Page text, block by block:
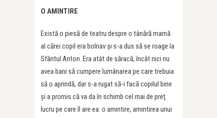
O AMINTIRE
Există o piesă de teatru despre o tânără mamă
al cărei copil era bolnav şi s-a dus să se roage la
Sfântul Anton. Era atât de săracă, încât nici nu
avea bani să cumpere lumânarea pe care trebuia
să o aprindă, dar s-a rugat să-i facă copilul bine
şi a promis că va da în schimb cel mai de preţ
lucru pe care îl are ea: o amintire, amintirea unui